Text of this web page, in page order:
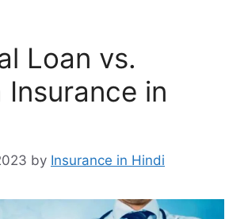
Loan vs.
Insurance in
by Insurance in Hindi